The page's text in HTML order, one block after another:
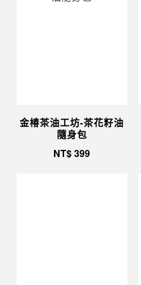
金椿茶油工坊-茶花籽油
隨身包
NT$399